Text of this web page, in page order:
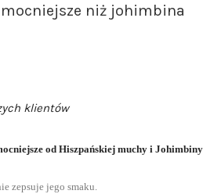
niż johimbina
klientów
od Hiszpańskiej muchy i Johimbiny
zepsuje jego smaku.